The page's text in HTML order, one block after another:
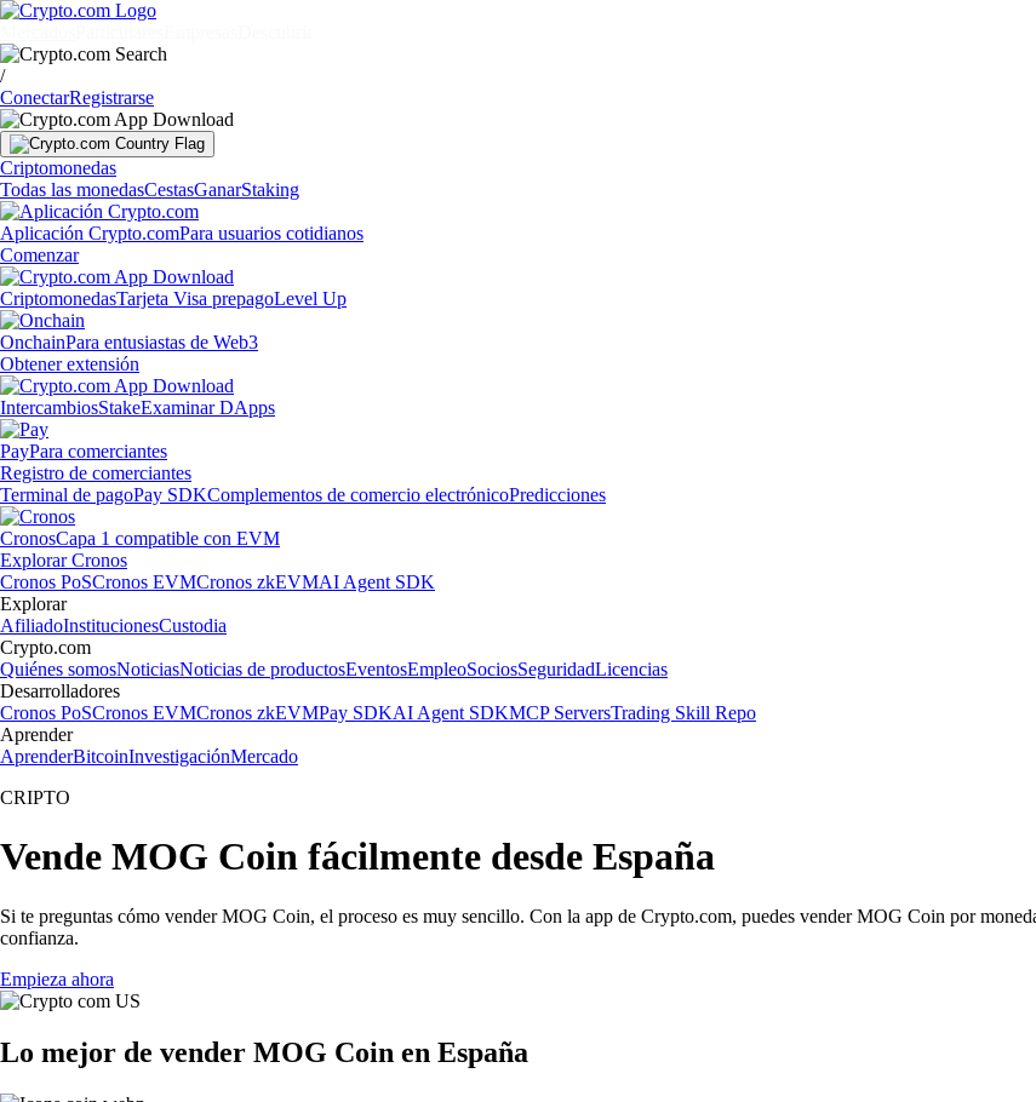
/
ConectarRegistrarse
Criptomonedas
Todas las monedasCestasGanarStaking
Aplicación Crypto.comPara usuarios cotidianos
Comenzar
CriptomonedasTarjeta Visa prepagoLevel Up
OnchainPara entusiastas de Web3
Obtener extensión
IntercambiosStakeExaminar DApps
PayPara comerciantes
Registro de comerciantes
Terminal de pagoPay SDKComplementos de comercio electrónicoPredicciones
CronosCapa 1 compatible con EVM
Explorar Cronos
Cronos PoSCronos EVMCronos zkEVMAI Agent SDK
Explorar
AfiliadoInstitucionesCustodia
Crypto.com
Quiénes somosNoticiasNoticias de productosEventosEmpleoSociosSeguridadLicencias
Desarrolladores
Cronos PoSCronos EVMCronos zkEVMPay SDKAI Agent SDKMCP ServersTrading Skill Repo
Aprender
AprenderBitcoinInvestigaciónMercado
CRIPTO
Vende MOG Coin fácilmente desde España
Si te preguntas cómo vender MOG Coin, el proceso es muy sencillo. Con la app de Crypto.com, puedes vender MOG Coin por
confianza.
Empieza ahora
Lo mejor de vender MOG Coin en España